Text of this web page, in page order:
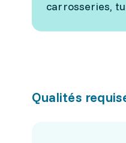
carrosseries,
Qualités